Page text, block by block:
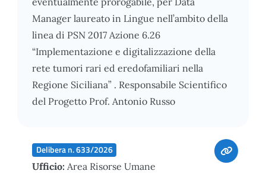
Manager laureato in Lingue nell’ambito della
linea di PSN 2017 Azione 6.26
“Implementazione e digitalizzazione della
rete tumori rari ed eredofamiliari nella
Regione Siciliana” . Responsabile Scientifico
del Progetto Prof. Antonio Russo
Delibera n. 633/2026
Ufficio: Area Risorse Umane